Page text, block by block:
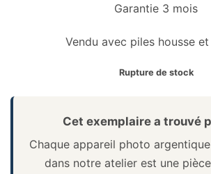
Garantie 3 mois
Vendu avec piles housse
Rupture de stock
Cet exemplaire a trouvé
Chaque appareil photo
dans notre atelier est une